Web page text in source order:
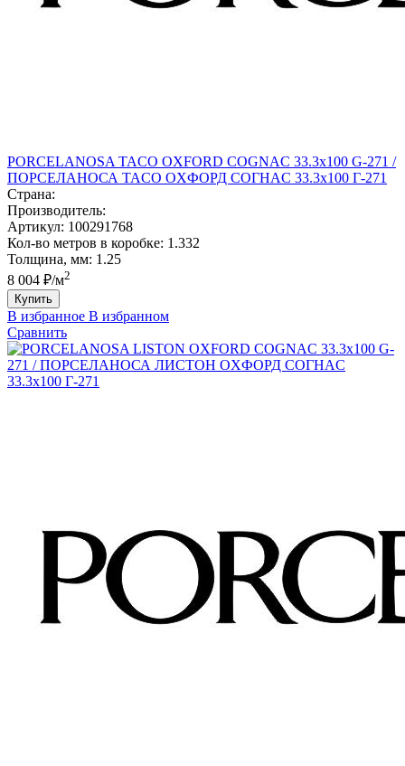
PORCELANOSA TACO OXFORD COGNAC 33.3х100 G-271 /
ПОРCЕЛАНОСА ТАCО ОXФОРД CОГНАC 33.3х100 Г-271
Страна:
Производитель:
Артикул: 100291768
Кол-во метров в коробке: 1.332
Толщина, мм: 1.25
8 004 ₽/м2
Купить
В избранное В избранном
Сравнить